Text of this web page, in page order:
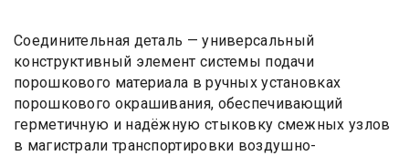
Соединительная деталь — универсальный
конструктивный элемент системы подачи
порошкового материала в ручных установках
порошкового окрашивания, обеспечивающий
герметичную и надёжную стыковку смежных узлов
в магистрали транспортировки воздушно-